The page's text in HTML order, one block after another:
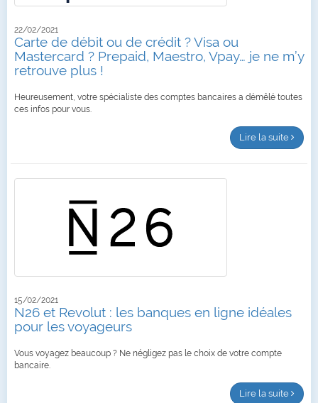
22/02/2021
Carte de débit ou de crédit ? Visa ou
Mastercard ? Prepaid, Maestro, Vpay… je ne m’y
retrouve plus !
Heureusement, votre spécialiste des comptes bancaires a démêlé toutes
ces infos pour vous.
Lire la suite
15/02/2021
N26 et Revolut : les banques en ligne idéales
pour les voyageurs
Vous voyagez beaucoup ? Ne négligez pas le choix de votre compte
bancaire.
Lire la suite